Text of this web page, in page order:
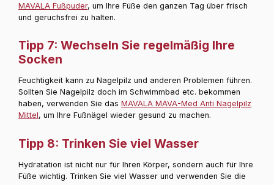
MAVALA Fußpuder, um Ihre Füße den ganzen Tag über frisch
und geruchsfrei zu halten.
Tipp 7: Wechseln Sie regelmäßig Ihre
Socken
Feuchtigkeit kann zu Nagelpilz und anderen Problemen führen.
Sollten Sie Nagelpilz doch im Schwimmbad etc. bekommen
haben, verwenden Sie dasMAVALA MAVA-Med Anti Nagelpilz
Mittel, um Ihre Fußnägel wieder gesund zu machen.
Tipp 8: Trinken Sie viel Wasser
Hydratation ist nicht nur für Ihren Körper, sondern auch für Ihre
Füße wichtig. Trinken Sie viel Wasser und verwenden Sie die